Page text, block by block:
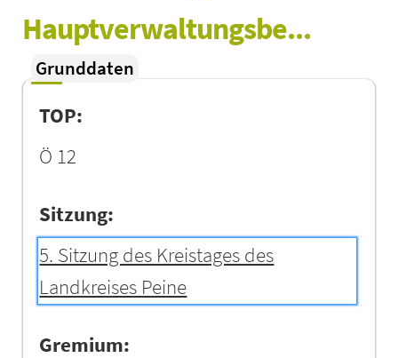
Hauptverwaltungsbe...
Grunddaten
TOP:
Ö 12
Sitzung:
5. Sitzung des Kreistages des
Landkreises Peine
Gremium: